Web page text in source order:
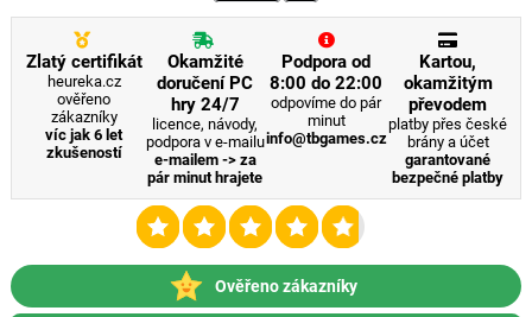
Zlatý certifikát
heureka.cz
ověřeno
zákazníky
víc jak 6 let
zkušeností
Okamžité
doručení PC
hry 24/7
licence, návody,
podpora v e-mailu
e-mailem -> za
pár minut hrajete
Podpora od
8:00 do 22:00
odpovíme do pár
minut
info@tbgames.cz
Kartou,
okamžitým
převodem
platby přes české
brány a účet
garantované
bezpečné platby
Ověřeno zákazníky